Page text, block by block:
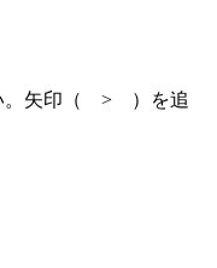
。矢印（ > ）を追